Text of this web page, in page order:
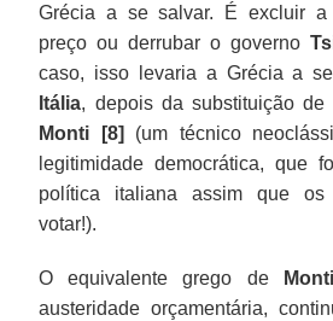
Grécia a se salvar. É excluir a
preço ou derrubar o governo
caso, isso levaria a Grécia a
Itália, depois da substituição de
Monti [8]
(um técnico
legitimidade democrática, que
política italiana assim que os
votar!).
O equivalente grego de Monti
austeridade orçamentária,